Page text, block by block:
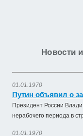
Новости
01.01.1970
Путин объявил о
Президент России
нерабочего периода в
01.01.1970